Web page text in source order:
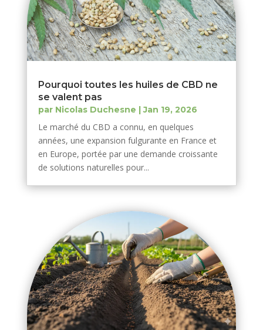
Pourquoi toutes les huiles de CBD ne
se valent pas
par Nicolas Duchesne |Jan 19, 2026
Le marché du CBD a connu, en quelques
années, une expansion fulgurante en France et
en Europe, portée par une demande croissante
de solutions naturelles pour...